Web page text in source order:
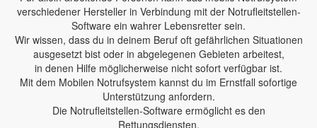
verschiedener Hersteller in Verbindung mit der Notrufleitstellen-
Software ein wahrer Lebensretter sein.
Wir wissen, dass du in deinem Beruf oft gefährlichen Situationen
ausgesetzt bist oder in abgelegenen Gebieten arbeitest,
in denen Hilfe möglicherweise nicht sofort verfügbar ist.
Mit dem Mobilen Notrufsystem kannst du im Ernstfall sofortige
Unterstützung anfordern.
Die Notrufleitstellen-Software ermöglicht es den
Rettungsdiensten,